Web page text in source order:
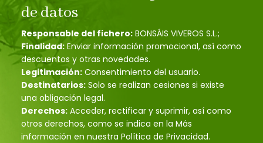
de datos
Responsable del fichero: BONSÁIS VIVEROS S.L.;
Finalidad: Enviar información promocional, así como
descuentos y otras novedades.
Legitimación: Consentimiento del usuario.
Destinatarios: Solo se realizan cesiones si existe
una obligación legal.
Derechos: Acceder, rectificar y suprimir, así como
otros derechos, como se indica en la Más
información en nuestra Política de Privacidad.